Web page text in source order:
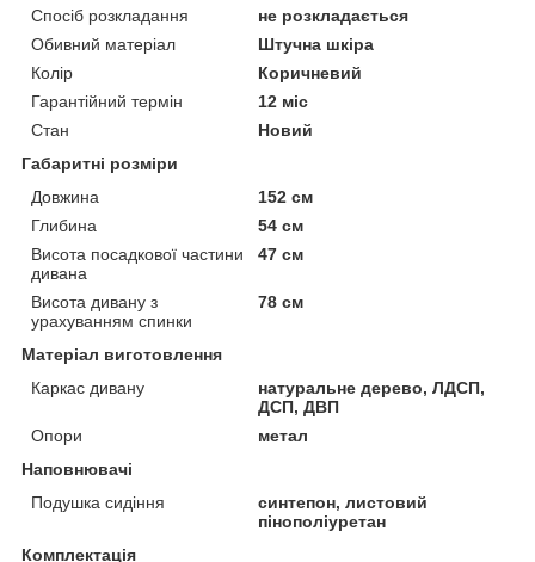
Спосіб розкладання
не розкладається
Обивний матеріал
Штучна шкіра
Колір
Коричневий
Гарантійний термін
12 міс
Стан
Новий
Габаритні розміри
Довжина
152 см
Глибина
54 см
Висота посадкової частини
дивана
47 см
Висота дивану з
урахуванням спинки
78 см
Матеріал виготовлення
Каркас дивану
натуральне дерево, ЛДСП,
ДСП, ДВП
Опори
метал
Наповнювачі
Подушка сидіння
синтепон, листовий
пінополіуретан
Комплектація